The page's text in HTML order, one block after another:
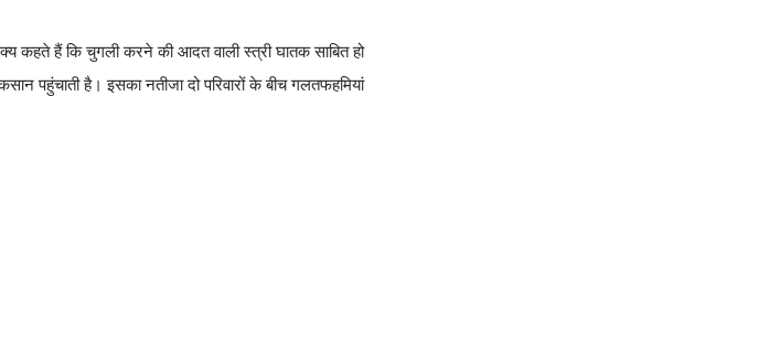
कहते हैं कि चुगली करने की आदत वाली स्त्री घातक साबित हो
पहुंचाती है। इसका नतीजा दो परिवारों के बीच गलतफहमियां